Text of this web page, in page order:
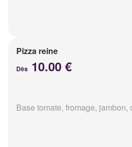
Pizza reine
Dès 10.00 €
Base tomate, fromage, jambon,